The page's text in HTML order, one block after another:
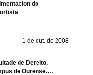
do
1 de out. de 2008
de Dereito.
de Ourense.